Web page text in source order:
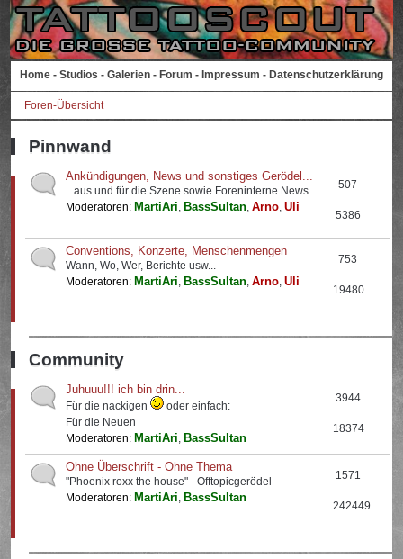
Home - Studios - Galerien - Forum - Impressum - Datenschutzerklärung
Foren-Übersicht
Pinnwand
Ankündigungen, News und sonstiges Gerödel...
...aus und für die Szene sowie Foreninterne News
Moderatoren: MartiAri, BassSultan,Arno,Uli
507
5386
Conventions, Konzerte, Menschenmengen
Wann, Wo, Wer, Berichte usw...
Moderatoren: MartiAri, BassSultan,Arno,Uli
753
19480
Community
Juhuuu!!! ich bin drin...
Für die nackigen
oder einfach:
Für die Neuen
Moderatoren: MartiAri, BassSultan
3944
18374
Ohne Überschrift - Ohne Thema
"Phoenix roxx the house" - Offtopicgerödel
Moderatoren: MartiAri, BassSultan
1571
242449